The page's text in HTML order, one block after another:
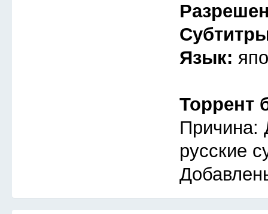
Язык:
Торрент
Причина:
русские